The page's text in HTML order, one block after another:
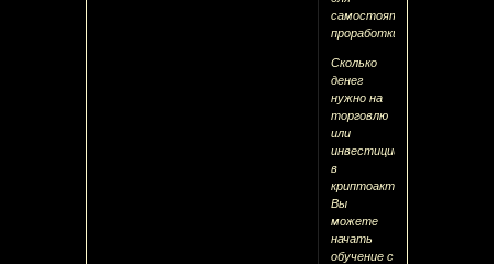
самостоятельной
проработки.
Сколько
денег
нужно на
торговлю
или
инвестиции
в
криптоактивы?
Вы
можете
начать
обучение с